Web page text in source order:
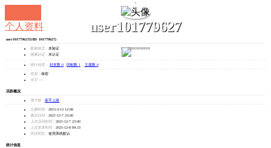
user101779627
发消息
个人资料
user101779627(UID: 101779627)
邮箱状态： 未验证
视频认证： 未认证
统计信息： 好友数 0 回帖数 1 主题数 0
性别： 保密
生日： -
活跃概况
用户组： 新手上路
注册时间： 2015-3-13 12:08
最后访问： 2021-12-7 23:00
上次活动时间： 2021-12-7 23:00
上次发表时间： 2021-12-8 09:23
所在时区： 使用系统默认
统计信息